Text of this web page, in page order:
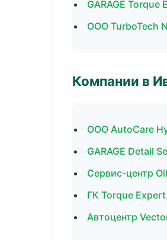
GARAGE
ООО TurboTech
Компании в
ООО AutoCare
GARAGE Detail
Сервис-центр
ГК Torque
Автоцентр